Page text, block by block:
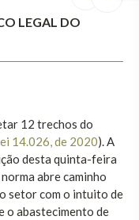
LEGAL DO
12 trechos do
14.026, de 2020). A
desta quinta-feira
abre caminho
setor com o intuito de
o abastecimento de